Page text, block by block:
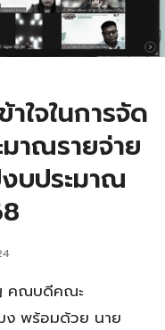
ใจในการจัด
าณรายจ่าย
งบประมาณ
คณบดีคณะ
มง พร้อมด้วย นาย